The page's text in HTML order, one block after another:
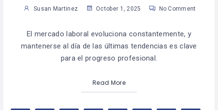
Susan Martinez October 1, 2025 No Comment
El mercado laboral evoluciona constantemente, y
mantenerse al día de las últimas tendencias es clave
para el progreso profesional.
Read More